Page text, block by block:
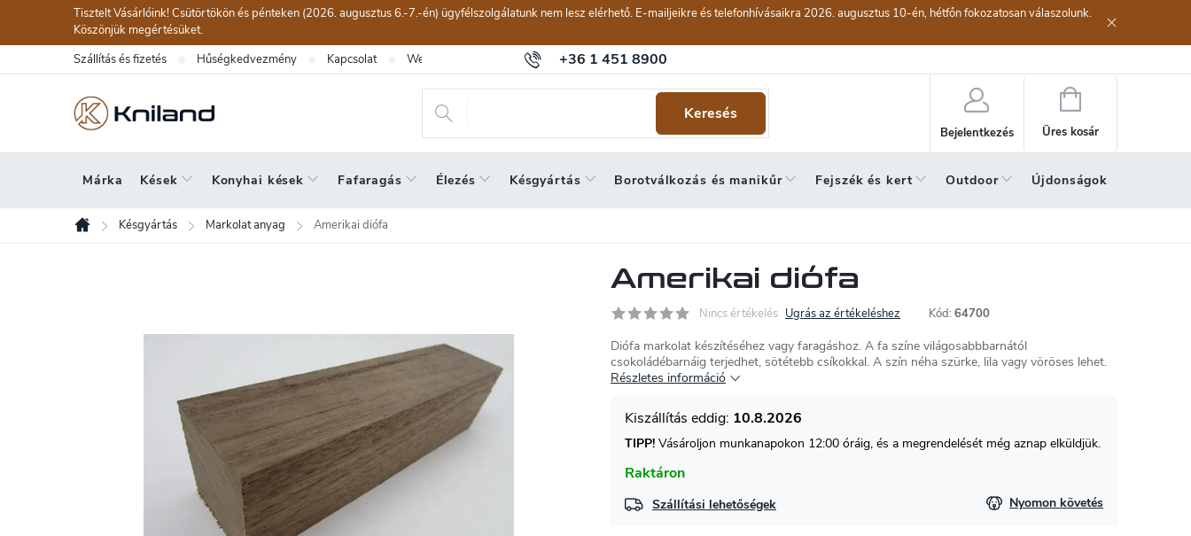
fő
tartalomhoz
Tisztelt Vásárlóink! Csütörtökön és pénteken (2026. augusztus 6.-7.-én) ügyfélszolgálatunk nem lesz elérhető. E-mailjeikre és telefonhívásaikra 2026. augusztus 10-én, hétfőn fokozatosan válaszolunk.
Köszönjük megértésüket.
+36 1 451 8900
Szállítás és fizetés Hűségkedvezmény Kapcsolat Webáruház értékelése Általános szerződési feltételek
Keresés
Bejelentkezés
Kosár
Üres kosár
Márka Kések Konyhai kések Fafaragás Élezés Késgyártás Borotválkozás és manikűr Fejszék és kert Outdoor Újdonságok
Kezdőlap
Késgyártás Markolat anyag Amerikai diófa
Amerikai diófa
Nincs értékelés Ugrás az értékeléshez Kód: 64700
Diófa markolat készítéséhez vagy faragáshoz. A fa színe világosabbbarnától
csokoládébarnáig terjedhet, sötétebb csíkokkal. A szín néha szürke, lila vagy vöröses lehet.
Részletes információ
Raktáron
10.8.2026
TIPP! Vásároljon munkanapokon 12:00 óráig, és a megrendelését még aznap elküldjük.
Szállítási lehetőségek Nyomon követés